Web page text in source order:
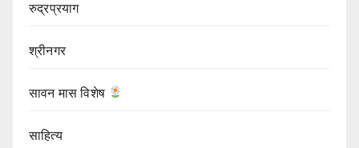
रुद्रप्रयाग
श्रीनगर
सावन मास विशेष
साहित्य